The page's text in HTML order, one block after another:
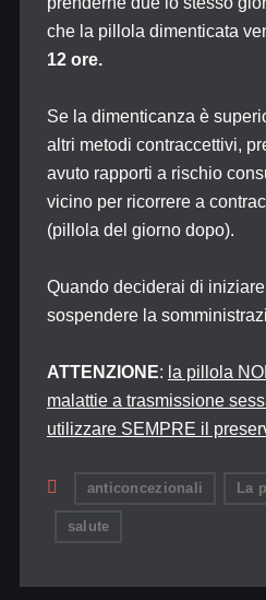
che la pillola dimenticata
12 ore.
Se la dimenticanza è
altri metodi contraccettivi,
avuto rapporti a rischio
vicino per ricorrere a
(pillola del giorno dopo).
Quando deciderai di
sospendere la
ATTENZIONE: la pillola
malattie a trasmissione
utilizzare SEMPRE il
anticoncezionali La
salute